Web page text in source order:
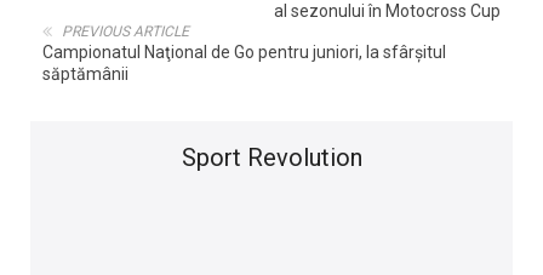
al sezonului în Motocross Cup
PREVIOUS ARTICLE
Campionatul Naţional de Go pentru juniori, la sfârşitul
săptămânii
Sport Revolution